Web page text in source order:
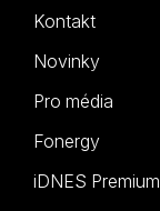
Kontakt
Novinky
Pro média
Fonergy
iDNES Premium